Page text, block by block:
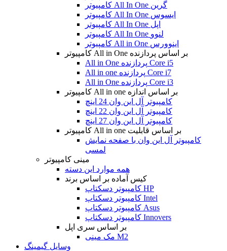
کامپیوتر All In One گرین
کامپیوتر All In One ایسوس
کامپیوتر All In One اپل
کامپیوتر All In One لنوو
کامپیوتر All in One اینوورس
کامپیوتر All in One بر اساس پردازنده
All in One پردازنده Core i5
All in one پردازنده Core i7
All in One پردازنده Core i3
کامپیوتر All in one بر اساس اندازه
کامپیوتر آل این وان 24 اینچ
کامپیوتر آل این وان 22 اینچ
کامپیوتر آل این وان 27 اینچ
کامپیوتر All in one بر اساس قابلیت
کامپیوتر آل این وان با صفحه نمایش
لمسی
مینی کامپیوتر
همه موارد این دسته
کیس آماده بر اساس برند
کامپیوتر دسکتاپ HP
کامپیوتر دسکتاپ Intel
کامپیوتر دسکتاپ Asus
کامپیوتر دسکتاپ Innovers
بر اساس سری اپل
مک مینی M2
وسایل گیمینگ